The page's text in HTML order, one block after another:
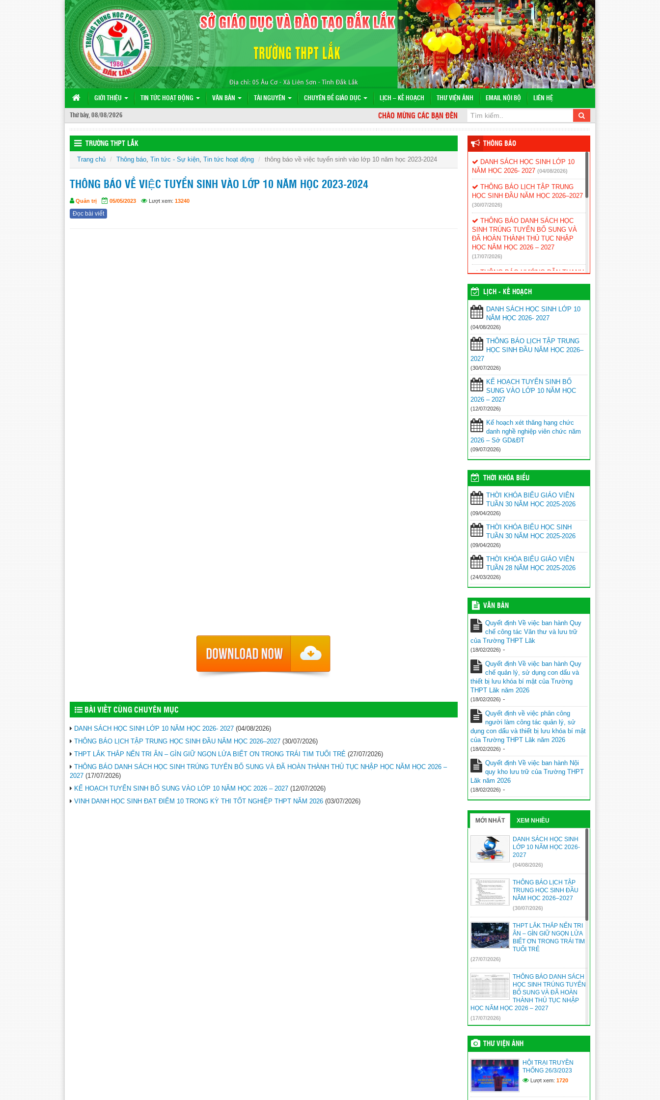
GIỚI THIỆU TIN TỨC HOẠT ĐỘNG VĂN BẢN TÀI NGUYÊN CHUYÊN ĐỀ GIÁO DỤC LỊCH – KẾ HOẠCH THƯ VIỆN ẢNH EMAIL NỘI BỘ LIÊN HỆ
Thứ bảy, 08/08/2026 CHÀO MỪNG CÁC BẠN ĐẾN VỚI WEBSITE TRƯỜNG THPT LẮK
TRƯỜNG THPT LẮK
Trang chủ Thông báo, Tin tức - Sự kiện, Tin tức hoạt động thông báo về việc tuyển sinh vào lớp 10 năm học 2023-2024
THÔNG BÁO VỀ VIỆC TUYỂN SINH VÀO LỚP 10 NĂM HỌC 2023-2024
Quản trị 05/05/2023 Lượt xem: 13240
Đọc bài viết
BÀI VIẾT CÙNG CHUYÊN MỤC
DANH SÁCH HỌC SINH LỚP 10 NĂM HỌC 2026- 2027 (04/08/2026)
THÔNG BÁO LỊCH TẬP TRUNG HỌC SINH ĐẦU NĂM HỌC 2026–2027 (30/07/2026)
THPT LẮK THẮP NẾN TRI ÂN – GÌN GIỮ NGỌN LỬA BIẾT ƠN TRONG TRÁI TIM TUỔI TRẺ (27/07/2026)
THÔNG BÁO DANH SÁCH HỌC SINH TRÚNG TUYỂN BỔ SUNG VÀ ĐÃ HOÀN THÀNH THỦ TỤC NHẬP HỌC NĂM HỌC 2026 –
2027 (17/07/2026)
KẾ HOẠCH TUYỂN SINH BỔ SUNG VÀO LỚP 10 NĂM HỌC 2026 – 2027 (12/07/2026)
VINH DANH HỌC SINH ĐẠT ĐIỂM 10 TRONG KỲ THI TỐT NGHIỆP THPT NĂM 2026 (03/07/2026)
THÔNG BÁO
DANH SÁCH HỌC SINH LỚP 10
NĂM HỌC 2026- 2027 (04/08/2026)
THÔNG BÁO LỊCH TẬP TRUNG
HỌC SINH ĐẦU NĂM HỌC 2026–2027
(30/07/2026)
THÔNG BÁO DANH SÁCH HỌC
SINH TRÚNG TUYỂN BỔ SUNG VÀ
ĐÃ HOÀN THÀNH THỦ TỤC NHẬP
HỌC NĂM HỌC 2026 – 2027
(17/07/2026)
THÔNG BÁO HƯỚNG DẪN THANH
TUYỂN ĐẠI HỌC, CAO ĐẲNG NĂM
2026 (17/07/2026)
THÔNG TIN TUYỂN SINH HỌC
VIỆN CHÍNH SÁCH VÀ PHÁT TRIỂN –
PHÂN HIỆU THÀNH PHỐ ĐÀ NẴNG
NĂM 2026 – MÃ TRƯỜNG: HCD
(12/07/2026)
KẾ HOẠCH TUYỂN SINH BỔ SUNG
VÀO LỚP 10 NĂM HỌC 2026 – 2027
(12/07/2026)
Kế hoạch xét thăng hạng chức danh
nghề nghiệp viên chức năm 2026 – Sở
GD&ĐT
THÔNG BÁO DÀNH CHO HỌC
SINH TRÚNG TUYỂN VÀO LỚP 10
NĂM HỌC 2026–2027
LỊCH - KẾ HOẠCH
DANH SÁCH HỌC SINH LỚP 10
NĂM HỌC 2026- 2027
(04/08/2026)
THÔNG BÁO LỊCH TẬP TRUNG
HỌC SINH ĐẦU NĂM HỌC 2026–
2027
(30/07/2026)
KẾ HOẠCH TUYỂN SINH BỔ
SUNG VÀO LỚP 10 NĂM HỌC
2026 – 2027
(12/07/2026)
Kế hoạch xét thăng hạng chức
danh nghề nghiệp viên chức năm
2026 – Sở GD&ĐT
(09/07/2026)
THỜI KHÓA BIỂU
THỜI KHÓA BIỂU GIÁO VIÊN
TUẦN 30 NĂM HỌC 2025-2026
(09/04/2026)
THỜI KHÓA BIỂU HỌC SINH
TUẦN 30 NĂM HỌC 2025-2026
(09/04/2026)
THỜI KHÓA BIỂU GIÁO VIÊN
TUẦN 28 NĂM HỌC 2025-2026
(24/03/2026)
VĂN BẢN
Quyết định Về việc ban hành Quy
chế công tác Văn thư và lưu trữ
của Trường THPT Lăk
(18/02/2026) -
Quyết định Về việc ban hành Quy
chế quản lý, sử dụng con dấu và
thiết bị lưu khóa bí mật của Trường
THPT Lăk năm 2026
(18/02/2026) -
Quyết định về việc phân công
người làm công tác quản lý, sử
dụng con dấu và thiết bị lưu khóa bí mật
của Trường THPT Lăk năm 2026
(18/02/2026) -
Quyết định Về việc ban hành Nội
quy kho lưu trữ của Trường THPT
Lăk năm 2026
(18/02/2026) -
MỚI NHẤT XEM NHIỀU
DANH SÁCH HỌC SINH
LỚP 10 NĂM HỌC 2026-
2027
(04/08/2026)
THÔNG BÁO LỊCH TẬP
TRUNG HỌC SINH ĐẦU
NĂM HỌC 2026–2027
(30/07/2026)
THPT LẮK THẮP NẾN TRI
ÂN – GÌN GIỮ NGỌN LỬA
BIẾT ƠN TRONG TRÁI TIM
TUỔI TRẺ
(27/07/2026)
THÔNG BÁO DANH SÁCH
HỌC SINH TRÚNG TUYỂN
BỔ SUNG VÀ ĐÃ HOÀN
THÀNH THỦ TỤC NHẬP
HỌC NĂM HỌC 2026 – 2027
(17/07/2026)
THÔNG BÁO HƯỚNG DẪN
THANH TOÁN TRỰC
TUYẾN LỆ PHÍ XÉT TUYỂN
ĐẠI HỌC, CAO ĐẲNG NĂM
2026
(17/07/2026)
THƯ VIỆN ẢNH
HỘI TRẠI TRUYỀN
THỐNG 26/3/2023
Lượt xem: 1720